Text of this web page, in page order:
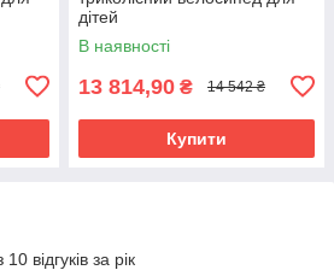
дітей
В наявності
13 814,90 ₴ 14 542 ₴
Купити
відгуків за рік